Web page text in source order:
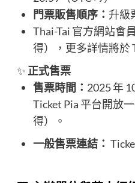
門票販售順序： 升級
Thai-Tai 官方網站會
得），更多詳情將於
✨ 正式售票
售票時間： 2025 年
Ticket Pia 平台開放
得）。
一般售票連結：